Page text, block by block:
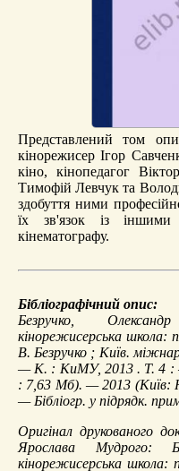
Представлений том
кінорежисер Ігор
кіно, кінопедагог
Тимофій Левчук та
здобуття ними
їх зв'язок із іншими
кінематографу.
Бібліографічний опис:
Безручко,
кінорежисерська школа:
В. Безручко ; Київ.
— К. : КиМУ, 2013 . Т. 4 :
: 7,63 Мб). — 2013 (Київ:
— Бібліогр. у підрядк.
Оригінал друкованого
Ярослава Мудрого:
кінорежисерська школа: